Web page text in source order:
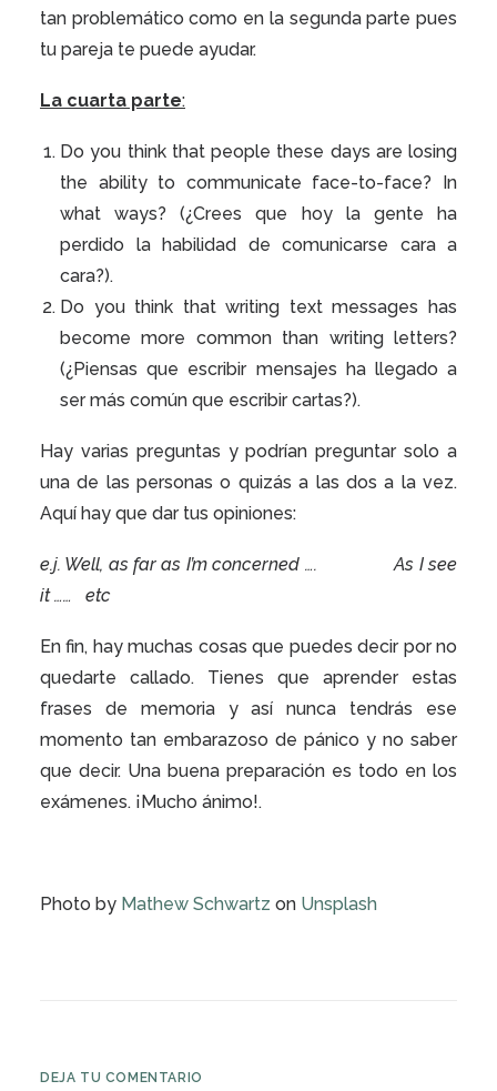
tan problemático como en la segunda parte pues
tu pareja te puede ayudar.
La cuarta parte:
Do you think that people these days are losing
the ability to communicate face-to-face? In
what ways? (¿Crees que hoy la gente ha
perdido la habilidad de comunicarse cara a
cara?).
Do you think that writing text messages has
become more common than writing letters?
(¿Piensas que escribir mensajes ha llegado a
ser más común que escribir cartas?).
Hay varias preguntas y podrían preguntar solo a
una de las personas o quizás a las dos a la vez.
Aquí hay que dar tus opiniones:
e.j. Well, as far as I’m concerned …. As I see
it …… etc
En fin, hay muchas cosas que puedes decir por no
quedarte callado. Tienes que aprender estas
frases de memoria y así nunca tendrás ese
momento tan embarazoso de pánico y no saber
que decir. Una buena preparación es todo en los
exámenes. ¡Mucho ánimo!.
Photo by Mathew Schwartz on Unsplash
DEJA TU COMENTARIO